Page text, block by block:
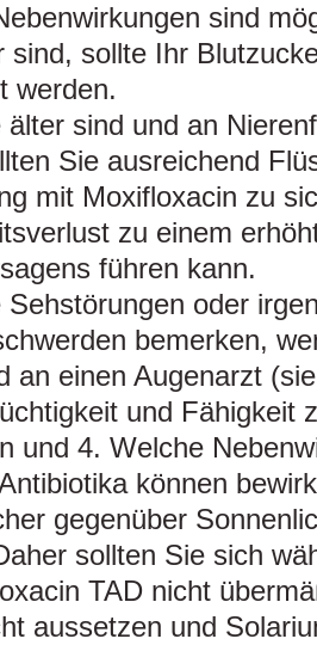
sind
sind, sollte Ihr
werden.
älter sind und an
Sie ausreichend
mit Moxifloxacin zu
zu einem
führen kann.
oder
bemerken,
an einen Augenarzt
und Fähigkeit
und 4. Welche
können
gegenüber
sollten Sie sich
TAD nicht
aussetzen und